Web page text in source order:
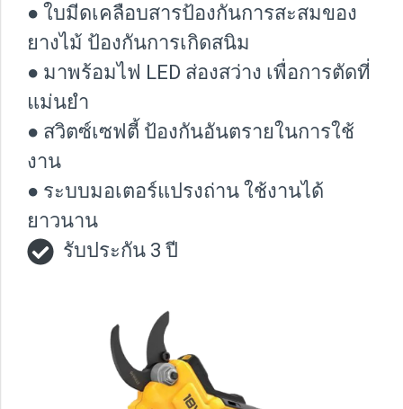
● ใบมีดเคลือบสารป้องกันการสะสมของ
ยางไม้ ป้องกันการเกิดสนิม
● มาพร้อมไฟ LED ส่องสว่าง เพื่อการตัดที่
แม่นยำ
● สวิตซ์เซฟตี้ ป้องกันอันตรายในการใช้
งาน
● ระบบมอเตอร์แปรงถ่าน ใช้งานได้
ยาวนาน
รับประกัน 3 ปี